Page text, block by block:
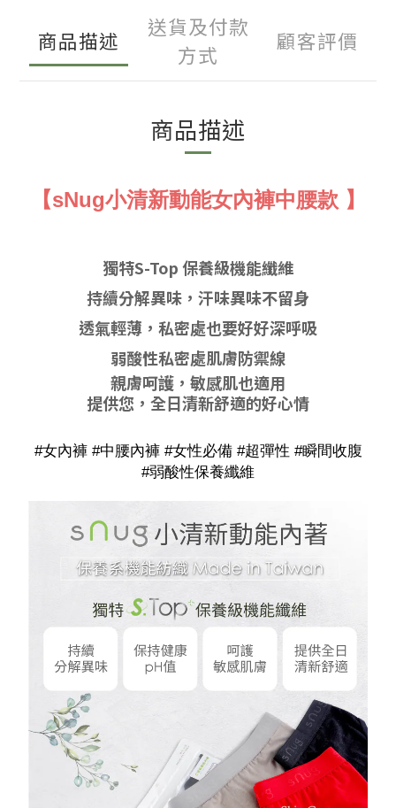
商品描述
送貨及付款
方式
顧客評價
商品描述
【sNug小清新動能女內褲中腰款 】
獨特S-Top 保養級機能纖維
持續分解異味，汗味異味不留身
透氣輕薄，私密處也要好好深呼吸
弱酸性私密處肌膚防禦線
親膚呵護，敏感肌也適用
提供您，全日清新舒適的好心情
#女內褲 #中腰內褲 #女性必備 #超彈性 #瞬間收腹
#弱酸性保養纖維